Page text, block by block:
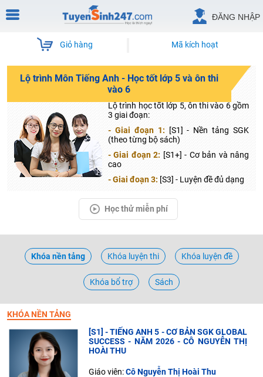
ĐĂNG NHẬP
Giỏ hàng Mã kích hoạt
Lộ trình Môn Tiếng Anh - Học tốt lớp 5 và ôn thi
vào 6
Lộ trình học tốt lớp 5, ôn thi vào 6 gồm
3 giai đoạn:
- Giai đoạn 1: [S1] - Nền tảng SGK
(theo từng bộ sách)
- Giai đoạn 2: [S1+] - Cơ bản và nâng
cao
- Giai đoạn 3: [S3] - Luyện đề đủ dạng
Học thử miễn phí
Khóa nền tảng Khóa luyện thi Khóa luyện đề
Khóa bổ trợ Sách
KHÓA NỀN TẢNG
[S1] - TIẾNG ANH 5 - CƠ BẢN SGK GLOBAL
SUCCESS - NĂM 2026 - CÔ NGUYỄN THỊ
HOÀI THU
Giáo viên:Cô Nguyễn Thị Hoài Thu